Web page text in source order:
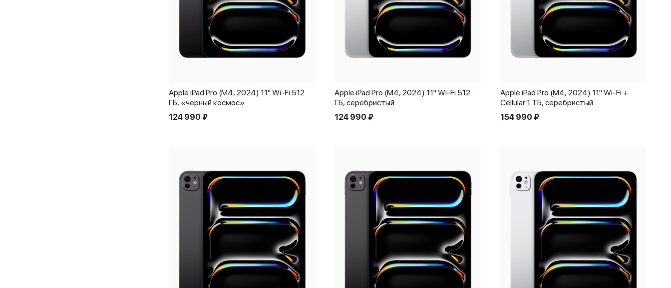
Apple iPad Pro (M4, 2024) 11" Wi-Fi 512
ГБ, «черный космос»
124 990 ₽
Apple iPad Pro (M4, 2024) 11" Wi-Fi 512
ГБ, серебристый
124 990 ₽
Apple iPad Pro (M4, 2024) 11" Wi-Fi +
Cellular 1 ТБ, серебристый
154 990 ₽